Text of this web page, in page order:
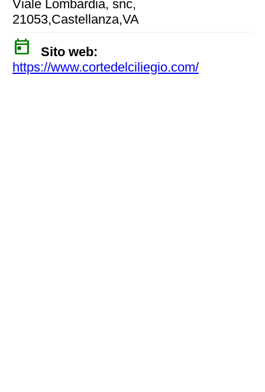
Viale Lombardia, snc,
21053,Castellanza,VA
today
Sito web:
https://www.cortedelciliegio.com/